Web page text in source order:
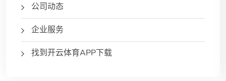
公司动态
企业服务
找到开云体育APP下载